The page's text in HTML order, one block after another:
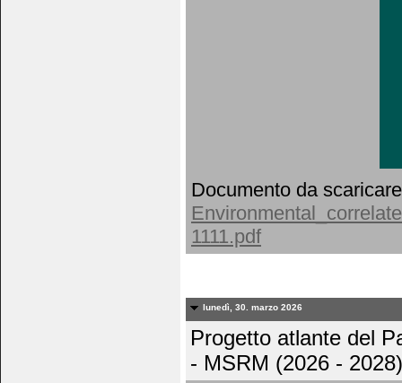
Documento da
1111.pdf
lunedì, 30. marzo 2026
Progetto atlante del
- MSRM (2026 - 2028)